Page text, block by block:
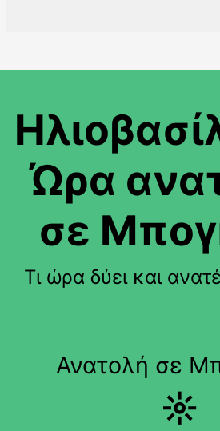
Ώρα
σε
Τι ώρα δύει και
Ανατολή σε
☼